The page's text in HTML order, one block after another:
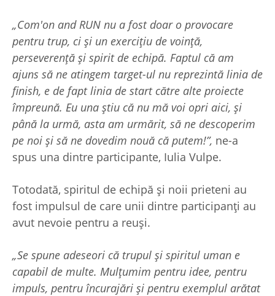
„Com'on and RUN nu a fost doar o provocare
pentru trup, ci și un exercițiu de voință,
perseverență și spirit de echipă. Faptul că am
ajuns să ne atingem target-ul nu reprezintă linia de
finish, e de fapt linia de start către alte proiecte
împreună. Eu una știu că nu mă voi opri aici, și
până la urmă, asta am urmărit, să ne descoperim
pe noi și să ne dovedim nouă că putem!”, ne-a
spus una dintre participante, Iulia Vulpe.
Totodată, spiritul de echipă și noii prieteni au
fost impulsul de care unii dintre participanți au
avut nevoie pentru a reuși.
„Se spune adeseori că trupul și spiritul uman e
capabil de multe. Mulțumim pentru idee, pentru
impuls, pentru încurajări și pentru exemplul arătat